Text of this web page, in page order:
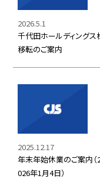
2026.5.1
千代田ホールディング
移転のご案内
2025.12.17
年末年始休業のご案内
026年1月4日）